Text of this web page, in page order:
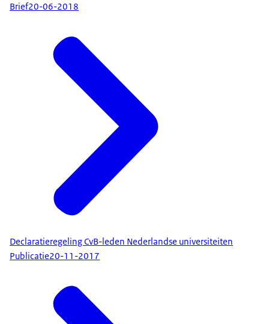
Brief20-06-2018
Declaratieregeling CvB-leden Nederlandse universiteiten
Publicatie20-11-2017